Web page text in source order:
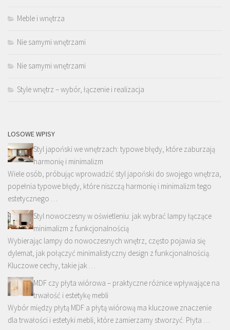
Meble i wnętrza
Nie samymi wnętrzami
Nie samymi wnętrzami
Style wnętrz – wybór, łączenie i realizacja
LOSOWE WPISY
Styl japoński we wnętrzach: typowe błędy, które zaburzają
harmonię i minimalizm
Wiele osób, próbując wprowadzić styl japoński do swojego wnętrza,
popełnia typowe błędy, które niszczą harmonię i minimalizm tego
estetycznego …
Styl nowoczesny w oświetleniu: jak wybrać lampy łączące
minimalizm z funkcjonalnością
Wybierając lampy do nowoczesnych wnętrz, często pojawia się
dylemat, jak połączyć minimalistyczny design z funkcjonalnością.
Kluczowe cechy, takie jak …
MDF czy płyta wiórowa – praktyczne różnice wpływające na
trwałość i estetykę mebli
Wybór między płytą MDF a płytą wiórową ma kluczowe znaczenie
dla trwałości i estetyki mebli, które zamierzamy stworzyć. Płyta …